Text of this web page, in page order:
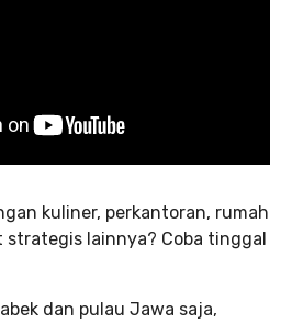
kuliner, perkantoran, rumah
strategis lainnya? Coba tinggal
dan pulau Jawa saja,